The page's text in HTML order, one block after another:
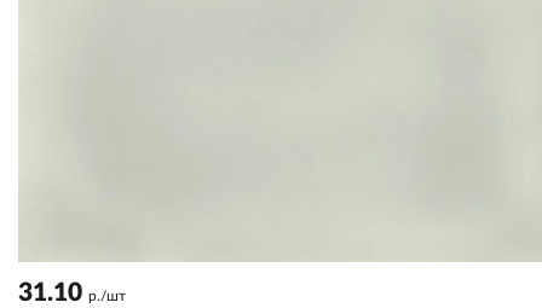
31.10 р./шт